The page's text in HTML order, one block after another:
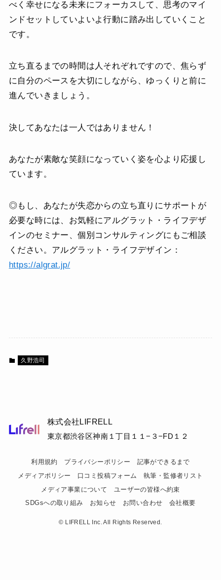
べく幸せになる未来にフォーカスして、思考のマイ
ンドセットしていよいよ行動に踏み出していくこと
です。
立ち直るまでの時間は人それぞれですので、焦らず
に自分のペースを大切にしながら、ゆっくりと前に
進んでいきましょう。
決してあなたは一人ではありません！
あなたが素敵な笑顔になっていく姿を心より応援し
ています。
◎もし、あなたが失恋からの立ち直りにサポートが
必要な時には、お気軽にアルグラット・ライフデザ
インのセミナー、個別コンサルティングにもご相談
ください。アルグラット・ライフデザイン：
https://algrat.jp/
久野浩司
株式会社LIFRELL
東京都渋谷区神南１丁目１１−３−FD１２
利用規約 プライバシーポリシー
記事ができるまで
メディアポリシー
口コミ投稿フォーム
執筆・監修者リスト
メディア事業について
ユーザーの皆様へ約束
SDGsへの取り組み
お知らせ お問い合わせ 会社概要
© LIFRELL Inc. All Rights Reserved.